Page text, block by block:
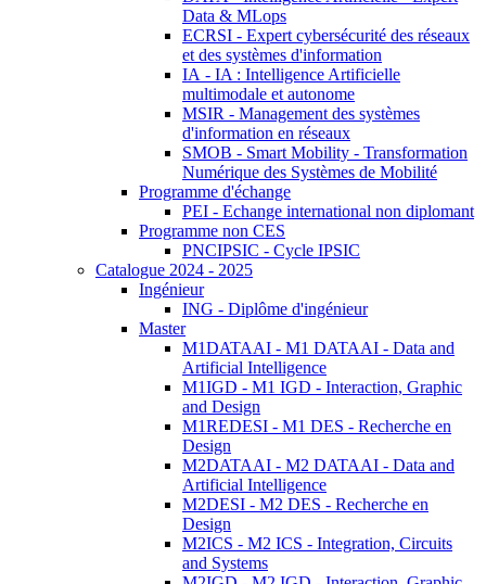
Data & MLops
ECRSI - Expert cybersécurité des réseaux
et des systèmes d'information
IA - IA : Intelligence Artificielle
multimodale et autonome
MSIR - Management des systèmes
d'information en réseaux
SMOB - Smart Mobility - Transformation
Numérique des Systèmes de Mobilité
Programme d'échange
PEI - Echange international non diplomant
Programme non CES
PNCIPSIC - Cycle IPSIC
Catalogue 2024 - 2025
Ingénieur
ING - Diplôme d'ingénieur
Master
M1DATAAI - M1 DATAAI - Data and
Artificial Intelligence
M1IGD - M1 IGD - Interaction, Graphic
and Design
M1REDESI - M1 DES - Recherche en
Design
M2DATAAI - M2 DATAAI - Data and
Artificial Intelligence
M2DESI - M2 DES - Recherche en
Design
M2ICS - M2 ICS - Integration, Circuits
and Systems